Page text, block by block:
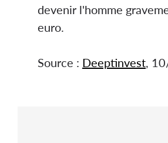
devenir l'homme
euro.
Source : Deeptinvest,